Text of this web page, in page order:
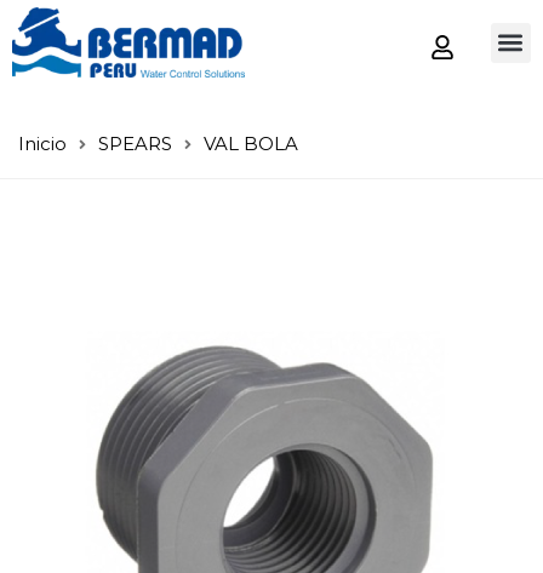
Inicio SPEARS VAL BOLA